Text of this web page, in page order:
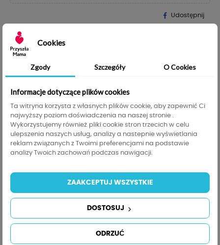
Udostępnij
help_outline
transformTabela rozmiarów
Do darmowej dostawy brakuje
Szczegóły produktu
Tabela rozmiarów
Informacje GPSR
Indeks 8848921391-S
100%
Cookies
Zgody Szczegóły O Cookies
Informacje dotyczące plików cookies
Ta witryna korzysta z własnych plików cookie, aby zapewnić Ci
najwyższy poziom doświadczenia na naszej stronie .
Wykorzystujemy również pliki cookie stron trzecich w celu
ulepszenia naszych usług, analizy a nastepnie wyświetlania
reklam związanych z Twoimi preferencjami na podstawie
analizy Twoich zachowań podczas nawigacji.
ODRZUĆ
DOSTOSUJ
ZAAKCEPTUJ WSZYSTKIE